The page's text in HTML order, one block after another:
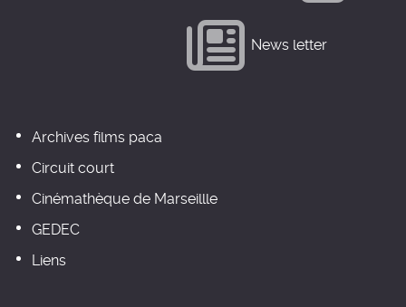
News letter
Archives films paca
Circuit court
Cinémathèque de Marseillle
GEDEC
Liens